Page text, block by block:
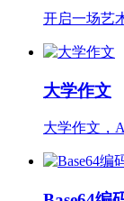
开启一场艺
大学作文
大学作文，